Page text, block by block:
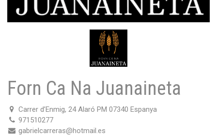
Forn Ca Na Juanaineta
Carrer d’Enmig, 24 Alaró PM 07340 Espanya
971510277
gabrielcarreras@hotmail.es